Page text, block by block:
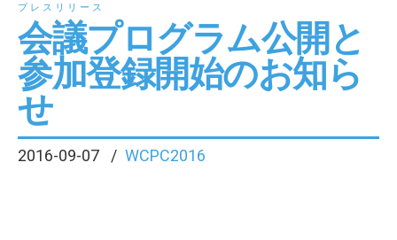
プレスリリース
会議プログラム公開と
参加登録開始のお知ら
せ
2016-09-07 WCPC2016